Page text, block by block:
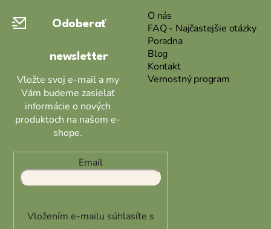
Odoberať
newsletter
Vložte svoj e-mail a my
Vám budeme zasielať
informácie o nových
produktoch na našom e-
shope.
Email
Vložením e-mailu súhlasíte s
O nás
FAQ - Najčastejšie otázky
Poradna
Blog
Kontakt
Vernostný program